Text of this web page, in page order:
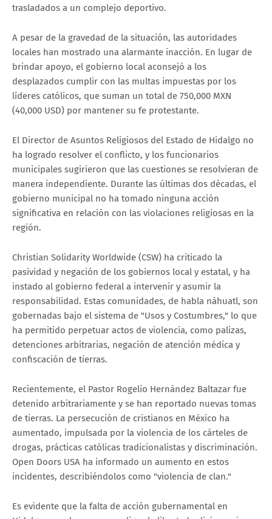
trasladados a un complejo deportivo.
A pesar de la gravedad de la situación, las autoridades
locales han mostrado una alarmante inacción. En lugar de
brindar apoyo, el gobierno local aconsejó a los
desplazados cumplir con las multas impuestas por los
líderes católicos, que suman un total de 750,000 MXN
(40,000 USD) por mantener su fe protestante.
El Director de Asuntos Religiosos del Estado de Hidalgo no
ha logrado resolver el conflicto, y los funcionarios
municipales sugirieron que las cuestiones se resolvieran de
manera independiente. Durante las últimas dos décadas, el
gobierno municipal no ha tomado ninguna acción
significativa en relación con las violaciones religiosas en la
región.
Christian Solidarity Worldwide (CSW) ha criticado la
pasividad y negación de los gobiernos local y estatal, y ha
instado al gobierno federal a intervenir y asumir la
responsabilidad. Estas comunidades, de habla náhuatl, son
gobernadas bajo el sistema de "Usos y Costumbres," lo que
ha permitido perpetuar actos de violencia, como palizas,
detenciones arbitrarias, negación de atención médica y
confiscación de tierras.
Recientemente, el Pastor Rogelio Hernández Baltazar fue
detenido arbitrariamente y se han reportado nuevas tomas
de tierras. La persecución de cristianos en México ha
aumentado, impulsada por la violencia de los cárteles de
drogas, prácticas católicas tradicionalistas y discriminación.
Open Doors USA ha informado un aumento en estos
incidentes, describiéndolos como "violencia de clan."
Es evidente que la falta de acción gubernamental en